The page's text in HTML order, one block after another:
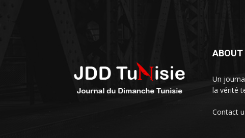
ABOUT
Un
la vérité
Contact